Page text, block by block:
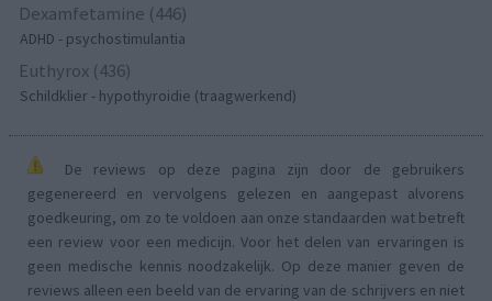
Dexamfetamine (446)
ADHD - psychostimulantia
Euthyrox (436)
Schildklier - hypothyroidie (traagwerkend)
De reviews op deze pagina zijn door de gebruikers
gegenereerd en vervolgens gelezen en aangepast alvorens
goedkeuring, om zo te voldoen aan onze standaarden wat betreft
een review voor een medicijn. Voor het delen van ervaringen is
geen medische kennis noodzakelijk. Op deze manier geven de
reviews alleen een beeld van de ervaring van de schrijvers en niet